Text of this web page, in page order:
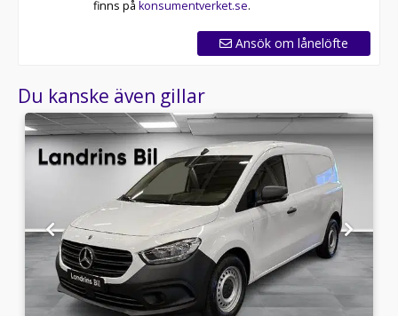
finns på konsumentverket.se.
Ansök om lånelöfte
Du kanske även gillar